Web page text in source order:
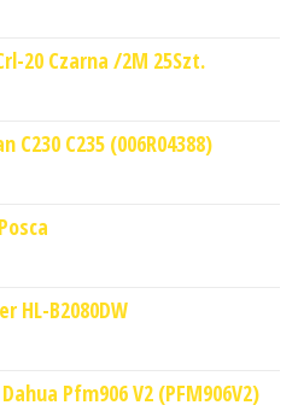
20 Czarna /2M 25Szt.
C230 C235 (006R04388)
HL-B2080DW
Pfm906 V2 (PFM906V2)